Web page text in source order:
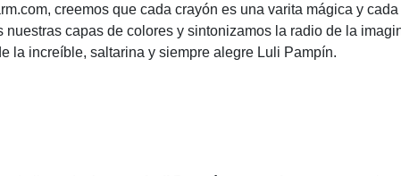
creemos que cada crayón es una varita mágica y
capas de colores y sintonizamos la radio de la
la increíble, saltarina y siempre alegre Luli Pampín.